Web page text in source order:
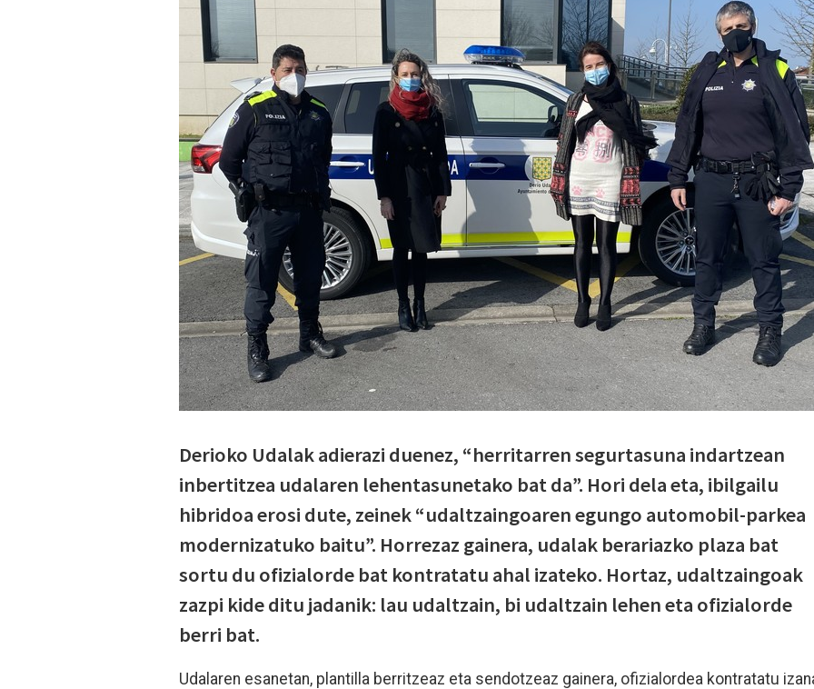
Derioko Udalak adierazi duenez, “herritarren segurtasuna indartzean
inbertitzea udalaren lehentasunetako bat da”. Hori dela eta, ibilgailu
hibridoa erosi dute, zeinek “udaltzaingoaren egungo automobil-parkea
modernizatuko baitu”. Horrezaz gainera, udalak berariazko plaza bat
sortu du ofizialorde bat kontratatu ahal izateko. Hortaz, udaltzaingoak
zazpi kide ditu jadanik: lau udaltzain, bi udaltzain lehen eta ofizialorde
berri bat.
Udalaren esanetan, plantilla berritzeaz eta sendotzeaz gainera, ofizialordea kontratatu